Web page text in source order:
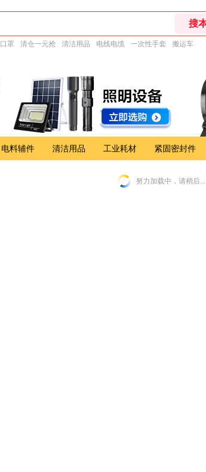
口罩 清仓一元抢 清洁用品 电线电缆 一次性手套 搬运车
电料辅件 清洁用品 工业耗材 紧固密封件
努力加载中，请稍后...